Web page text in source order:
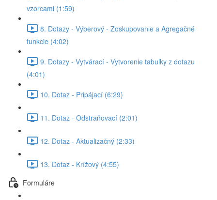
vzorcami (1:59)
8. Dotazy - Výberový - Zoskupovanie a Agregačné
funkcie (4:02)
9. Dotazy - Vytvárací - Vytvorenie tabuľky z dotazu
(4:01)
10. Dotaz - Pripájací (6:29)
11. Dotaz - Odstraňovací (2:01)
12. Dotaz - Aktualizačný (2:33)
13. Dotaz - Krížový (4:55)
Formuláre